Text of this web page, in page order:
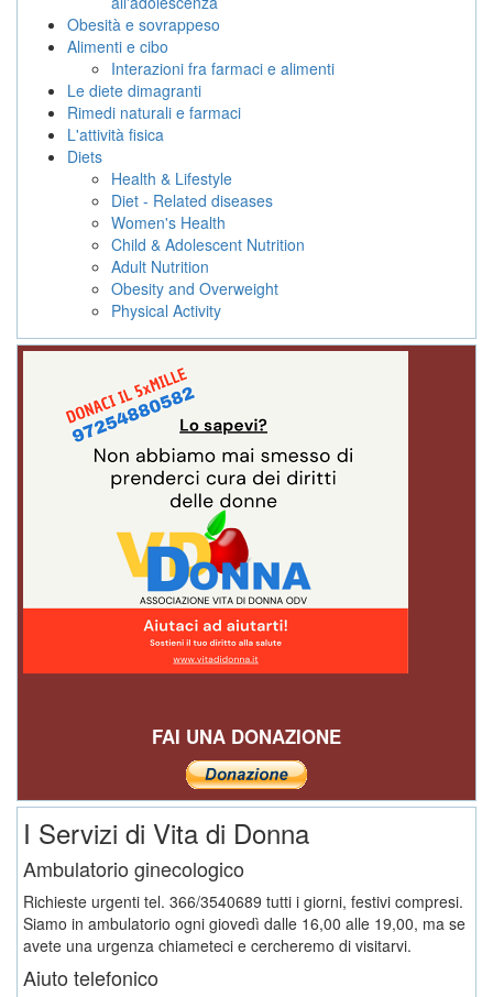
Obesità e sovrappeso
Alimenti e cibo
Interazioni fra farmaci e alimenti
Le diete dimagranti
Rimedi naturali e farmaci
L'attività fisica
Diets
Health & Lifestyle
Diet - Related diseases
Women's Health
Child & Adolescent Nutrition
Adult Nutrition
Obesity and Overweight
Physical Activity
FAI UNA DONAZIONE
I Servizi di Vita di Donna
Ambulatorio ginecologico
Richieste urgenti tel. 366/3540689 tutti i giorni, festivi compresi.
Siamo in ambulatorio ogni giovedì dalle 16,00 alle 19,00, ma se
avete una urgenza chiameteci e cercheremo di visitarvi.
Aiuto telefonico